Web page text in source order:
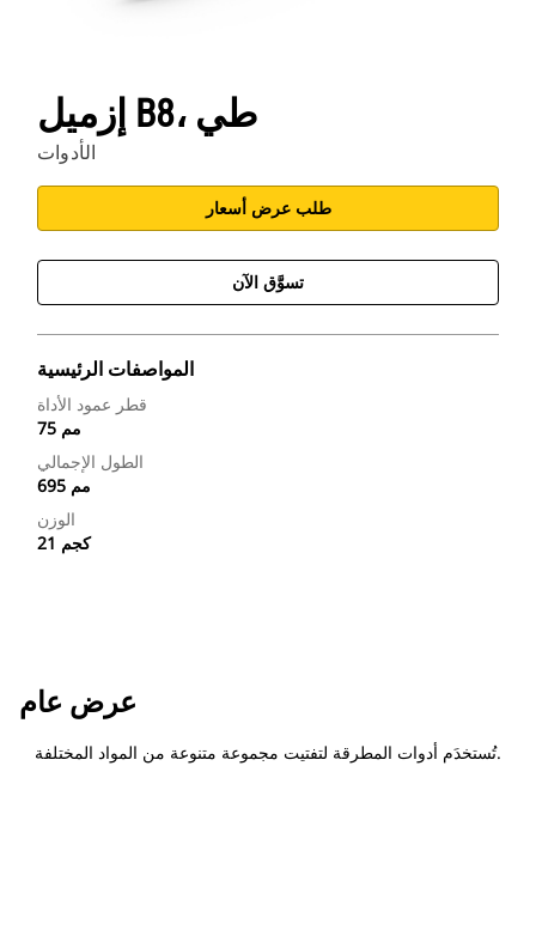
إزميل B8، طي
الأدوات
طلب عرض أسعار
تسوَّق الآن
المواصفات الرئيسية
قطر عمود الأداة
75 مم
الطول الإجمالي
695 مم
الوزن
21 كجم
عرض عام
تُستخدَم أدوات المطرقة لتفتيت مجموعة متنوعة من المواد المختلفة.